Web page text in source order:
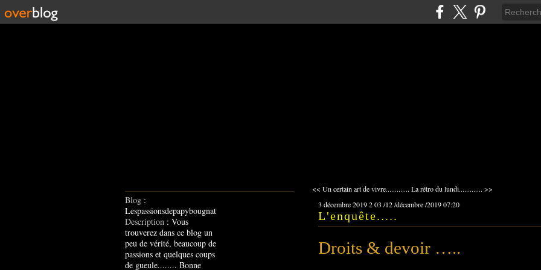
Blog :
Lespassionsdepapybougnat
Description : Vous
trouverez dans ce blog un
peu de vérité, beaucoup de
passions et quelques coups
de gueule........ Bonne
<< Un certain art de vivre............. La rétro du lundi............. >>
3 décembre 2019203 /12/décembre/201907:20
L'enquête.....
Droits & devoir …..